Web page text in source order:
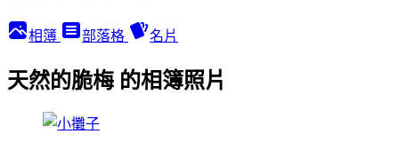
相簿 部落格 名片
天然的脆梅 的相簿照片